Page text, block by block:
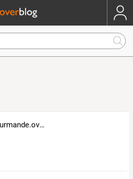
pausegourmande.over-blog.com